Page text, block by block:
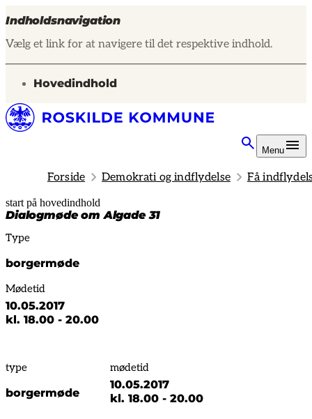
Indholdsnavigation
Vælg et link for at navigere til det respektive indhold.
gå til
Hovedindhold
Menu
Forside Demokrati og indflydelse Få
start på hovedindhold
Dialogmøde om Algade 31
senest opdateret 14. februar 2025
Type
borgermøde
Mødetid
10.05.2017
kl. 18.00 - 20.00
type
borgermøde
mødetid
10.05.2017
kl. 18.00 - 20.00